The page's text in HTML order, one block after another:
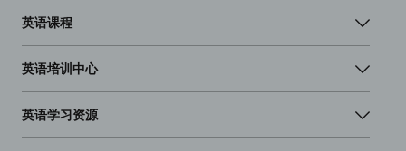
英语课程
英语培训中心
英语学习资源